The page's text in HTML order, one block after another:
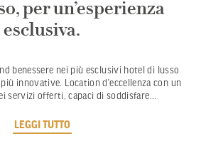
per un’esperienza
esclusiva.
benessere nei più esclusivi hotel di lusso
innovative. Location d’eccellenza con un
servizi offerti, capaci di soddisfare
LEGGI TUTTO